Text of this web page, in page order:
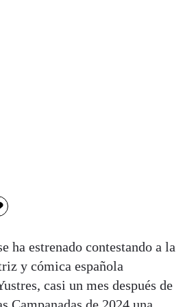
ha estrenado contestando a la
y cómica española
casi un mes después de
Campanadas de 2024 una